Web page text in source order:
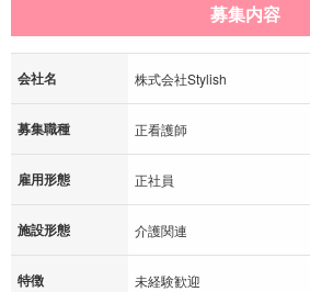
募集内容
会社名 株式会社Stylish
募集職種 正看護師
雇用形態 正社員
施設形態 介護関連
特徴 未経験歓迎